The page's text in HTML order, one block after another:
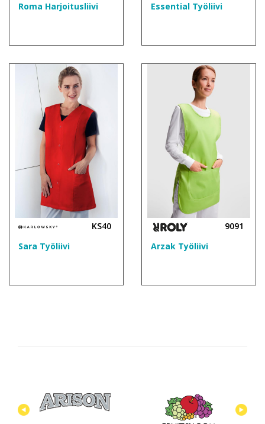
Roma Harjoitusliivi
Essential Työliivi
KS40
Sara Työliivi
9091
Arzak Työliivi